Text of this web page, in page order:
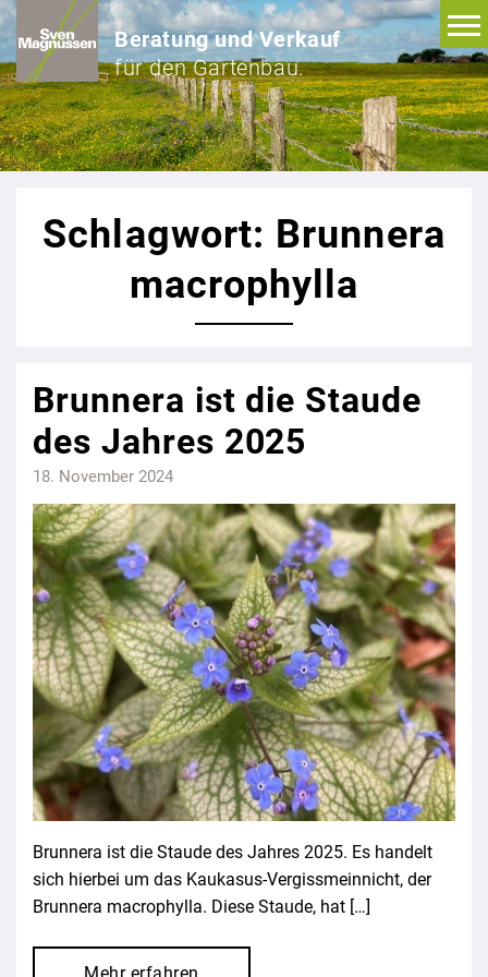
Beratung und Verkauf
für den Gartenbau.
Schlagwort: Brunnera
macrophylla
Brunnera ist die Staude
des Jahres 2025
18. November 2024
Brunnera ist die Staude des Jahres 2025. Es handelt
sich hierbei um das Kaukasus-Vergissmeinnicht, der
Brunnera macrophylla. Diese Staude, hat […]